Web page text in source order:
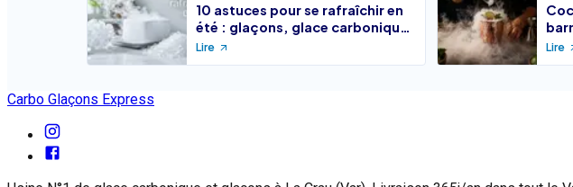
10 astuces pour se rafraîchir en
été : glaçons, glace carbonique
et bons réflexes
Lire Lire
Carbo Glaçons Express